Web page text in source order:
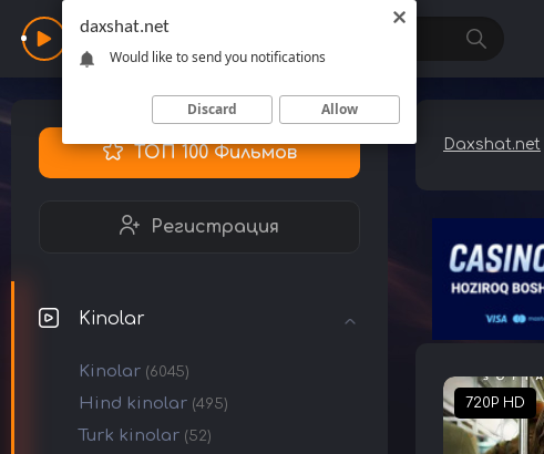
Daxshat
ТОП 100 Фильмов
Регистрация
Kinolar
Kinolar (6045)
Hind kinolar (495)
Turk kinolar (52)
Daxshat.net
720P HD
daxshat.net
Would like to send you notifications
Discard Allow